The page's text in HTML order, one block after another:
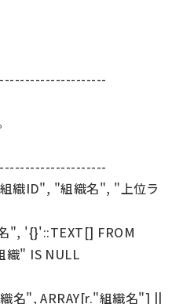
織ID", "組織名", "上位ラ
", '{}'::TEXT[] FROM
織" IS NULL
名", ARRAY[r."組織名"] ||